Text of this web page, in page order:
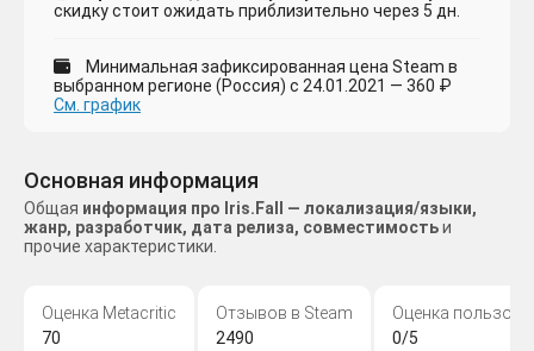
скидку стоит ожидать приблизительно через 5 дн.
Минимальная зафиксированная цена Steam в
выбранном регионе (Россия) с 24.01.2021 — 360 ₽
См. график
Основная информация
Общая информация про Iris.Fall — локализация/языки,
жанр, разработчик, дата релиза, совместимостьи
прочие характеристики.
Оценка Metacritic
70
Отзывов в Steam
2490
Оценка
0/5